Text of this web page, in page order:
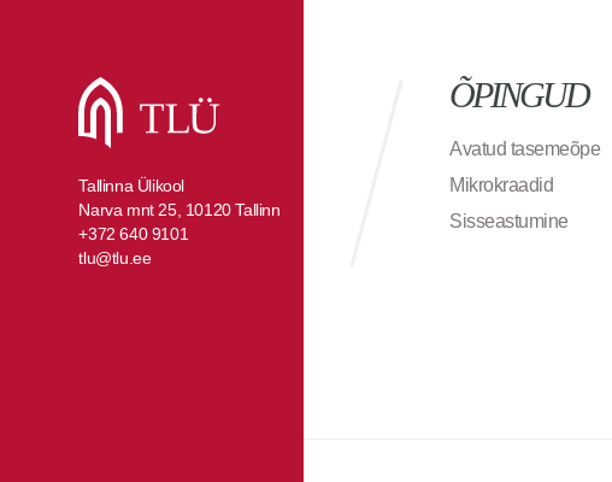
Tallinna Ülikool
Narva mnt 25, 10120 Tallinn
+372 640 9101
tlu@tlu.ee
ÕPINGUD
Avatud tasemeõpe
Mikrokraadid
Sisseastumine